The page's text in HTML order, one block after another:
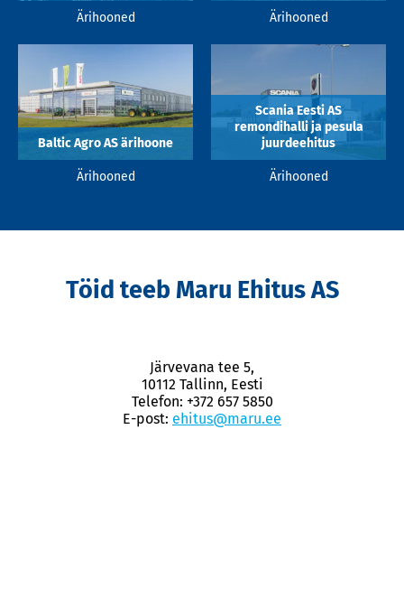
Ärihooned Ärihooned
Baltic Agro AS ärihoone
Ärihooned
Scania Eesti AS
remondihalli ja pesula
juurdeehitus
Ärihooned
Töid teeb Maru Ehitus AS
Järvevana tee 5,
10112 Tallinn, Eesti
Telefon: +372 657 5850
E-post: ehitus@maru.ee